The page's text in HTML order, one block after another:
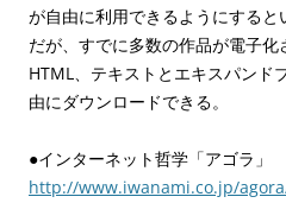
が自由に利用できるようにする
だが、すでに多数の作品が電子
HTML、テキストとエキスパンド
由にダウンロードできる。
●インターネット哲学「アゴラ」
http://www.iwanami.co.jp/